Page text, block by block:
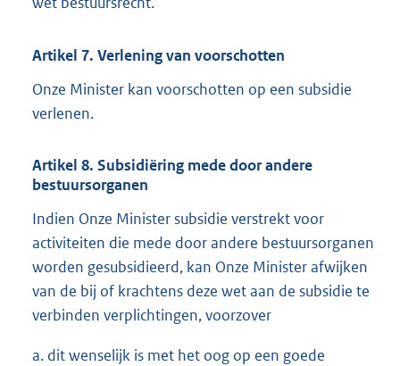
Artikel 7. Verlening van voorschotten
Onze Minister kan voorschotten op een subsidie
verlenen.
Artikel 8. Subsidiëring mede door andere
bestuursorganen
Indien Onze Minister subsidie verstrekt voor
activiteiten die mede door andere bestuursorganen
worden gesubsidieerd, kan Onze Minister afwijken
van de bij of krachtens deze wet aan de subsidie te
verbinden verplichtingen, voorzover
a. dit wenselijk is met het oog op een goede